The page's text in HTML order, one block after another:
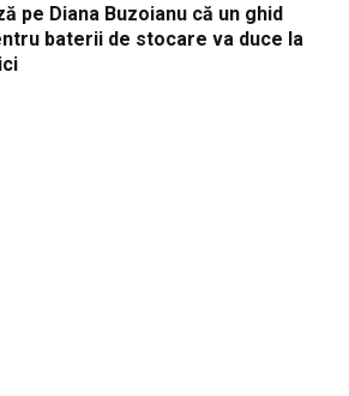
pe Diana Buzoianu că un ghid
baterii de stocare va duce la